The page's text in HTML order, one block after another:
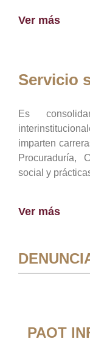
Ver más
Servicio
Es
imparten
Procuraduría,
social y
Ver más
PAOT